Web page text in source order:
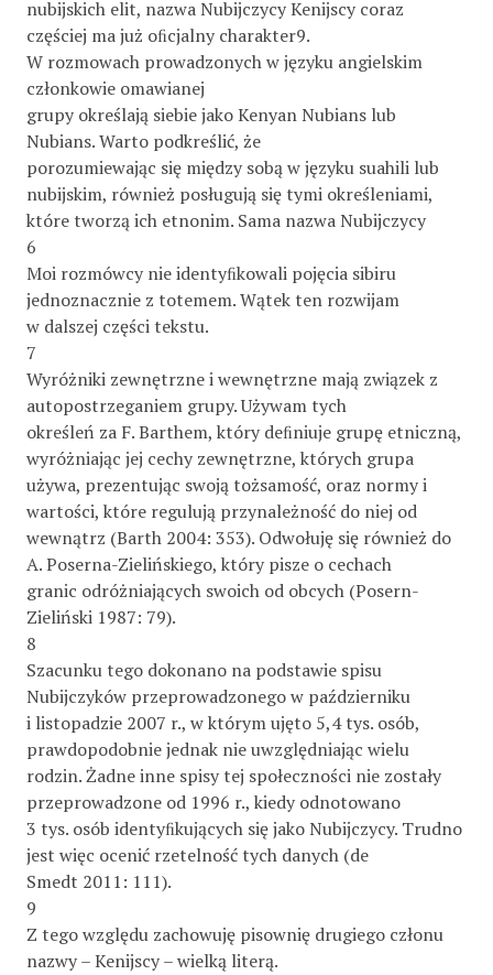
nubijskich elit, nazwa Nubijczycy Kenijscy coraz
częściej ma już oﬁcjalny charakter9.
W rozmowach prowadzonych w języku angielskim
członkowie omawianej
grupy określają siebie jako Kenyan Nubians lub
Nubians. Warto podkreślić, że
porozumiewając się między sobą w języku suahili lub
nubijskim, również posługują się tymi określeniami,
które tworzą ich etnonim. Sama nazwa Nubijczycy
6
Moi rozmówcy nie identyﬁkowali pojęcia sibiru
jednoznacznie z totemem. Wątek ten rozwijam
w dalszej części tekstu.
7
Wyróżniki zewnętrzne i wewnętrzne mają związek z
autopostrzeganiem grupy. Używam tych
określeń za F. Barthem, który deﬁniuje grupę etniczną,
wyróżniając jej cechy zewnętrzne, których grupa
używa, prezentując swoją tożsamość, oraz normy i
wartości, które regulują przynależność do niej od
wewnątrz (Barth 2004: 353). Odwołuję się również do
A. Poserna-Zielińskiego, który pisze o cechach
granic odróżniających swoich od obcych (Posern-
Zieliński 1987: 79).
8
Szacunku tego dokonano na podstawie spisu
Nubijczyków przeprowadzonego w październiku
i listopadzie 2007 r., w którym ujęto 5,4 tys. osób,
prawdopodobnie jednak nie uwzględniając wielu
rodzin. Żadne inne spisy tej społeczności nie zostały
przeprowadzone od 1996 r., kiedy odnotowano
3 tys. osób identyﬁkujących się jako Nubijczycy. Trudno
jest więc ocenić rzetelność tych danych (de
Smedt 2011: 111).
9
Z tego względu zachowuję pisownię drugiego członu
nazwy – Kenijscy – wielką literą.